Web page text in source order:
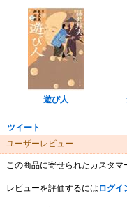
遊び人
ツイート
ユーザーレビュー
この商品に寄せられたカスタマ
レビューを評価するには ログイ